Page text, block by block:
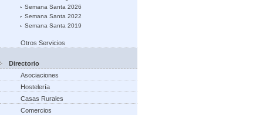
Semana Santa 2026
Semana Santa 2022
Semana Santa 2019
Otros Servicios
Directorio
Asociaciones
Hostelería
Casas Rurales
Comercios